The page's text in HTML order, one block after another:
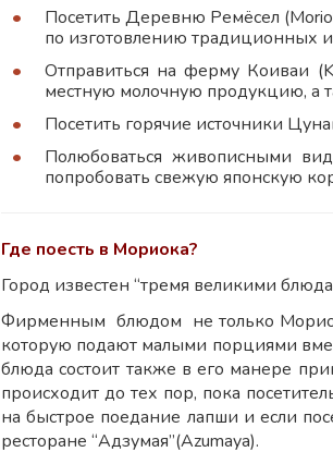
Посетить Деревню Ремёсел
по изготовлению традиционных
Отправиться на ферму Коиваи
местную молочную продукцию, а
Посетить горячие источники
Полюбоваться живописными
попробовать свежую японскую
Где поесть в Мориока?
Город известен “тремя великими
Фирменным блюдом не только
которую подают малыми порциями
блюда состоит также в его манере
происходит до тех пор, пока
на быстрое поедание лапши и если
ресторане “Адзумая”(Azumaya).